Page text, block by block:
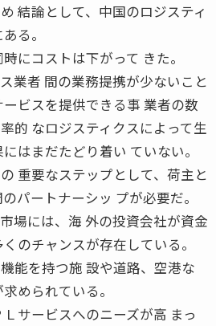
結論として、中国のロジスティ
る。
にコストは下がって きた。
業者 間の業務提携が少ないこと
ビスを提供できる事 業者の数
的 なロジスティクスによって生
はまだたどり着い ていない。
重要なステップとして、荷主と
パートナーシッ プが必要だ。
場には、海 外の投資会社が資金
のチャンスが存在している。
能を持つ施 設や道路、空港な
められている。
サービスへのニーズが高 まっ